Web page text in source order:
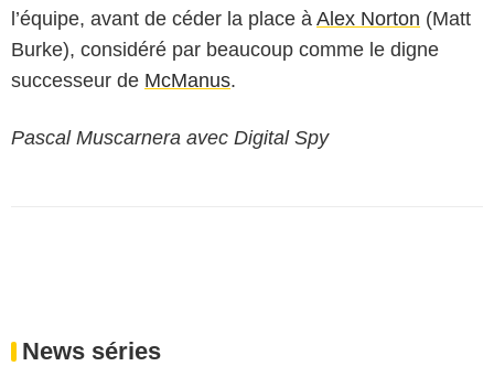
l’équipe, avant de céder la place à Alex Norton (Matt
Burke), considéré par beaucoup comme le digne
successeur de McManus.
Pascal Muscarnera avec Digital Spy
News séries